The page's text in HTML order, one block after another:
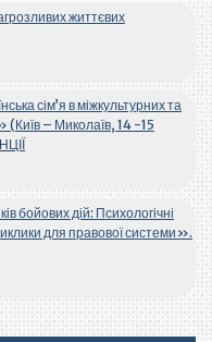
життєвих
сім’я в міжкультурних та
(Київ – Миколаїв, 14 -15
бойових дій: Психологічні
для правової системи».